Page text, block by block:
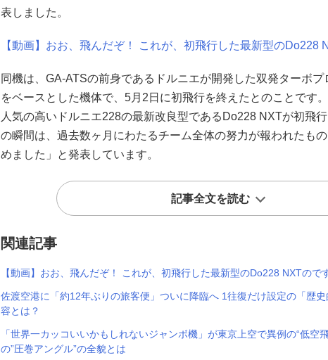
表しました。
【動画】おお、飛んだぞ！ これが、初飛行した最新型のDo228
同機は、GA-ATSの前身であるドルニエが開発した双発ターボプ
をベースとした機体で、5月2日に初飛行を終えたとのことです
人気の高いドルニエ228の最新改良型であるDo228 NXTが初飛
の瞬間は、過去数ヶ月にわたるチーム全体の努力が報われたも
めました」と発表しています。
記事全文を読む
関連記事
【動画】おお、飛んだぞ！ これが、初飛行した最新型のDo228 NXTので
佐渡空港に「約12年ぶりの旅客便」ついに降臨へ 1往復だけ設定の「歴
容とは？
「世界一カッコいいかもしれないジャンボ機」が東京上空で異例の“低空
の”圧巻アングル”の全貌とは